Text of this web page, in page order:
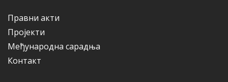
Правни акти
Пројекти
Међународна сарадња
Контакт